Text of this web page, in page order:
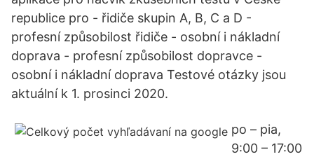
republice pro - řidiče skupin A, B, C a D -
profesní způsobilost řidiče - osobní i nákladní
doprava - profesní způsobilost dopravce -
osobní i nákladní doprava Testové otázky jsou
aktuální k 1. prosinci 2020.
po – pia,
9:00 – 17:00